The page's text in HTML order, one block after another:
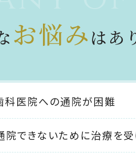
お悩みはあ
科医院への通院が困難
院できないために治療を